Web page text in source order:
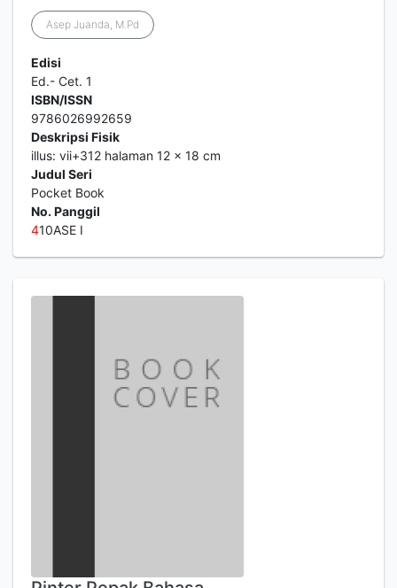
Asep Juanda, M.Pd
Edisi
Ed.- Cet. 1
ISBN/ISSN
9786026992659
Deskripsi Fisik
illus: vii+312 halaman 12 x 18 cm
Judul Seri
Pocket Book
No. Panggil
410ASE I